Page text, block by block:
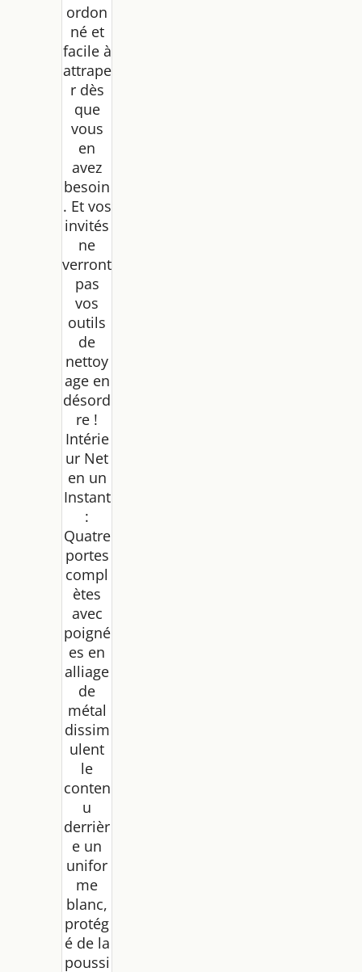
ordon
né et
facile à
attrape
r dès
que
vous
en
avez
besoin
. Et vos
invités
ne
verront
pas
vos
outils
de
nettoy
age en
désord
re !
Intérie
ur Net
en un
Instant
:
Quatre
portes
compl
ètes
avec
poigné
es en
alliage
de
métal
dissim
ulent
le
conten
u
derrièr
e un
unifor
me
blanc,
protég
é de la
poussi